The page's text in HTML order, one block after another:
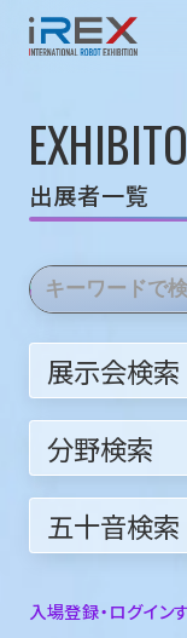
出展者一覧
入場登録・ログイン